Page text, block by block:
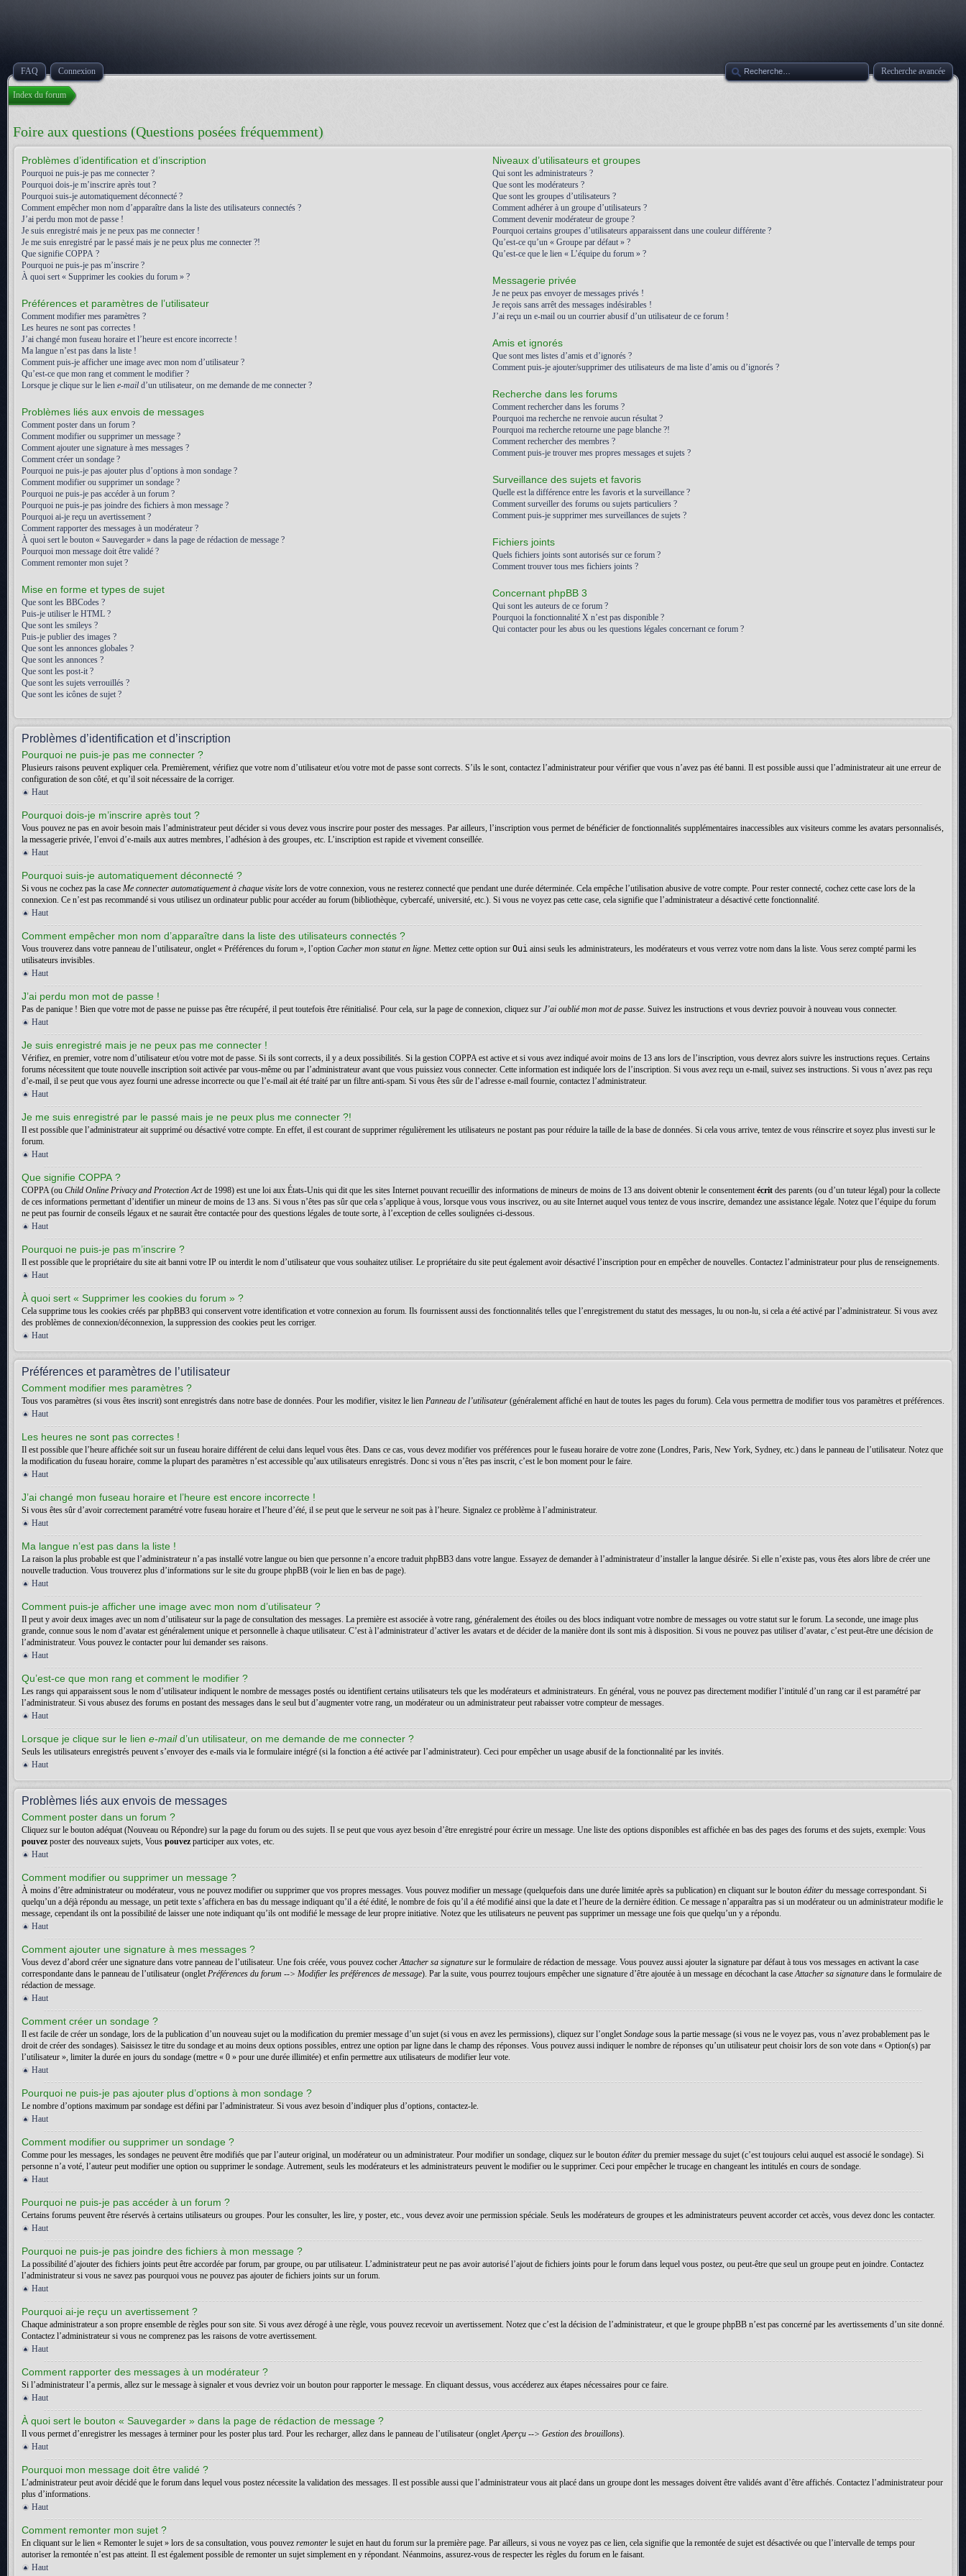
FAQ Connexion Recherche avancée
Index du forum
Foire aux questions (Questions posées fréquemment)
Problèmes d’identification et d’inscription
Pourquoi ne puis-je pas me connecter ?
Pourquoi dois-je m’inscrire après tout ?
Pourquoi suis-je automatiquement déconnecté ?
Comment empêcher mon nom d’apparaître dans la liste des utilisateurs connectés ?
J’ai perdu mon mot de passe !
Je suis enregistré mais je ne peux pas me connecter !
Je me suis enregistré par le passé mais je ne peux plus me connecter ?!
Que signifie COPPA ?
Pourquoi ne puis-je pas m’inscrire ?
À quoi sert « Supprimer les cookies du forum » ?
Préférences et paramètres de l’utilisateur
Comment modifier mes paramètres ?
Les heures ne sont pas correctes !
J’ai changé mon fuseau horaire et l’heure est encore incorrecte !
Ma langue n’est pas dans la liste !
Comment puis-je afficher une image avec mon nom d’utilisateur ?
Qu’est-ce que mon rang et comment le modifier ?
Lorsque je clique sur le lien e-mail d’un utilisateur, on me demande de me connecter ?
Problèmes liés aux envois de messages
Comment poster dans un forum ?
Comment modifier ou supprimer un message ?
Comment ajouter une signature à mes messages ?
Comment créer un sondage ?
Pourquoi ne puis-je pas ajouter plus d’options à mon sondage ?
Comment modifier ou supprimer un sondage ?
Pourquoi ne puis-je pas accéder à un forum ?
Pourquoi ne puis-je pas joindre des fichiers à mon message ?
Pourquoi ai-je reçu un avertissement ?
Comment rapporter des messages à un modérateur ?
À quoi sert le bouton « Sauvegarder » dans la page de rédaction de message ?
Pourquoi mon message doit être validé ?
Comment remonter mon sujet ?
Mise en forme et types de sujet
Que sont les BBCodes ?
Puis-je utiliser le HTML ?
Que sont les smileys ?
Puis-je publier des images ?
Que sont les annonces globales ?
Que sont les annonces ?
Que sont les post-it ?
Que sont les sujets verrouillés ?
Que sont les icônes de sujet ?
Niveaux d’utilisateurs et groupes
Qui sont les administrateurs ?
Que sont les modérateurs ?
Que sont les groupes d’utilisateurs ?
Comment adhérer à un groupe d’utilisateurs ?
Comment devenir modérateur de groupe ?
Pourquoi certains groupes d’utilisateurs apparaissent dans une couleur différente ?
Qu’est-ce qu’un « Groupe par défaut » ?
Qu’est-ce que le lien « L’équipe du forum » ?
Messagerie privée
Je ne peux pas envoyer de messages privés !
Je reçois sans arrêt des messages indésirables !
J’ai reçu un e-mail ou un courrier abusif d’un utilisateur de ce forum !
Amis et ignorés
Que sont mes listes d’amis et d’ignorés ?
Comment puis-je ajouter/supprimer des utilisateurs de ma liste d’amis ou d’ignorés ?
Recherche dans les forums
Comment rechercher dans les forums ?
Pourquoi ma recherche ne renvoie aucun résultat ?
Pourquoi ma recherche retourne une page blanche ?!
Comment rechercher des membres ?
Comment puis-je trouver mes propres messages et sujets ?
Surveillance des sujets et favoris
Quelle est la différence entre les favoris et la surveillance ?
Comment surveiller des forums ou sujets particuliers ?
Comment puis-je supprimer mes surveillances de sujets ?
Fichiers joints
Quels fichiers joints sont autorisés sur ce forum ?
Comment trouver tous mes fichiers joints ?
Concernant phpBB 3
Qui sont les auteurs de ce forum ?
Pourquoi la fonctionnalité X n’est pas disponible ?
Qui contacter pour les abus ou les questions légales concernant ce forum ?
Problèmes d’identification et d’inscription
Pourquoi ne puis-je pas me connecter ?
Plusieurs raisons peuvent expliquer cela. Premièrement, vérifiez que votre nom d’utilisateur et/ou votre mot de passe sont corrects. S’ils le sont, contactez l’administrateur pour vérifier que vous n’avez pas été banni. Il est possible aussi que l’administrateur ait une erreur de
configuration de son côté, et qu’il soit nécessaire de la corriger.
Haut
Pourquoi dois-je m’inscrire après tout ?
Vous pouvez ne pas en avoir besoin mais l’administrateur peut décider si vous devez vous inscrire pour poster des messages. Par ailleurs, l’inscription vous permet de bénéficier de fonctionnalités supplémentaires inaccessibles aux visiteurs comme les avatars personnalisés,
la messagerie privée, l’envoi d’e-mails aux autres membres, l’adhésion à des groupes, etc. L’inscription est rapide et vivement conseillée.
Haut
Pourquoi suis-je automatiquement déconnecté ?
Si vous ne cochez pas la case Me connecter automatiquement à chaque visite lors de votre connexion, vous ne resterez connecté que pendant une durée déterminée. Cela empêche l’utilisation abusive de votre compte. Pour rester connecté, cochez cette case lors de la
connexion. Ce n’est pas recommandé si vous utilisez un ordinateur public pour accéder au forum (bibliothèque, cybercafé, université, etc.). Si vous ne voyez pas cette case, cela signifie que l’administrateur a désactivé cette fonctionnalité.
Haut
Comment empêcher mon nom d’apparaître dans la liste des utilisateurs connectés ?
Vous trouverez dans votre panneau de l’utilisateur, onglet « Préférences du forum », l’option Cacher mon statut en ligne. Mettez cette option sur Oui ainsi seuls les administrateurs, les modérateurs et vous verrez votre nom dans la liste. Vous serez compté parmi les
utilisateurs invisibles.
Haut
J’ai perdu mon mot de passe !
Pas de panique ! Bien que votre mot de passe ne puisse pas être récupéré, il peut toutefois être réinitialisé. Pour cela, sur la page de connexion, cliquez sur J’ai oublié mon mot de passe. Suivez les instructions et vous devriez pouvoir à nouveau vous connecter.
Haut
Je suis enregistré mais je ne peux pas me connecter !
Vérifiez, en premier, votre nom d’utilisateur et/ou votre mot de passe. Si ils sont corrects, il y a deux possibilités. Si la gestion COPPA est active et si vous avez indiqué avoir moins de 13 ans lors de l’inscription, vous devrez alors suivre les instructions reçues. Certains
forums nécessitent que toute nouvelle inscription soit activée par vous-même ou par l’administrateur avant que vous puissiez vous connecter. Cette information est indiquée lors de l’inscription. Si vous avez reçu un e-mail, suivez ses instructions. Si vous n’avez pas reçu
d’e-mail, il se peut que vous ayez fourni une adresse incorrecte ou que l’e-mail ait été traité par un filtre anti-spam. Si vous êtes sûr de l’adresse e-mail fournie, contactez l’administrateur.
Haut
Je me suis enregistré par le passé mais je ne peux plus me connecter ?!
Il est possible que l’administrateur ait supprimé ou désactivé votre compte. En effet, il est courant de supprimer régulièrement les utilisateurs ne postant pas pour réduire la taille de la base de données. Si cela vous arrive, tentez de vous réinscrire et soyez plus investi sur le
forum.
Haut
Que signifie COPPA ?
COPPA (ou Child Online Privacy and Protection Actde 1998) est une loi aux États-Unis qui dit que les sites Internet pouvant recueillir des informations de mineurs de moins de 13 ans doivent obtenir le consentementécrit des parents (ou d’un tuteur légal) pour la collecte
de ces informations permettant d’identifier un mineur de moins de 13 ans. Si vous n’êtes pas sûr que cela s’applique à vous, lorsque vous vous inscrivez, ou au site Internet auquel vous tentez de vous inscrire, demandez une assistance légale. Notez que l’équipe du forum
ne peut pas fournir de conseils légaux et ne saurait être contactée pour des questions légales de toute sorte, à l’exception de celles soulignées ci-dessous.
Haut
Pourquoi ne puis-je pas m’inscrire ?
Il est possible que le propriétaire du site ait banni votre IP ou interdit le nom d’utilisateur que vous souhaitez utiliser. Le propriétaire du site peut également avoir désactivé l’inscription pour en empêcher de nouvelles. Contactez l’administrateur pour plus de renseignements.
Haut
À quoi sert « Supprimer les cookies du forum » ?
Cela supprime tous les cookies créés par phpBB3 qui conservent votre identification et votre connexion au forum. Ils fournissent aussi des fonctionnalités telles que l’enregistrement du statut des messages, lu ou non-lu, si cela a été activé par l’administrateur. Si vous avez
des problèmes de connexion/déconnexion, la suppression des cookies peut les corriger.
Haut
Préférences et paramètres de l’utilisateur
Comment modifier mes paramètres ?
Tous vos paramètres (si vous êtes inscrit) sont enregistrés dans notre base de données. Pour les modifier, visitez le lien Panneau de l’utilisateur (généralement affiché en haut de toutes les pages du forum). Cela vous permettra de modifier tous vos paramètres et préférences.
Haut
Les heures ne sont pas correctes !
Il est possible que l’heure affichée soit sur un fuseau horaire différent de celui dans lequel vous êtes. Dans ce cas, vous devez modifier vos préférences pour le fuseau horaire de votre zone (Londres, Paris, New York, Sydney, etc.) dans le panneau de l’utilisateur. Notez que
la modification du fuseau horaire, comme la plupart des paramètres n’est accessible qu’aux utilisateurs enregistrés. Donc si vous n’êtes pas inscrit, c’est le bon moment pour le faire.
Haut
J’ai changé mon fuseau horaire et l’heure est encore incorrecte !
Si vous êtes sûr d’avoir correctement paramétré votre fuseau horaire et l’heure d’été, il se peut que le serveur ne soit pas à l’heure. Signalez ce problème à l’administrateur.
Haut
Ma langue n’est pas dans la liste !
La raison la plus probable est que l’administrateur n’a pas installé votre langue ou bien que personne n’a encore traduit phpBB3 dans votre langue. Essayez de demander à l’administrateur d’installer la langue désirée. Si elle n’existe pas, vous êtes alors libre de créer une
nouvelle traduction. Vous trouverez plus d’informations sur le site du groupe phpBB (voir le lien en bas de page).
Haut
Comment puis-je afficher une image avec mon nom d’utilisateur ?
Il peut y avoir deux images avec un nom d’utilisateur sur la page de consultation des messages. La première est associée à votre rang, généralement des étoiles ou des blocs indiquant votre nombre de messages ou votre statut sur le forum. La seconde, une image plus
grande, connue sous le nom d’avatar est généralement unique et personnelle à chaque utilisateur. C’est à l’administrateur d’activer les avatars et de décider de la manière dont ils sont mis à disposition. Si vous ne pouvez pas utiliser d’avatar, c’est peut-être une décision de
l’administrateur. Vous pouvez le contacter pour lui demander ses raisons.
Haut
Qu’est-ce que mon rang et comment le modifier ?
Les rangs qui apparaissent sous le nom d’utilisateur indiquent le nombre de messages postés ou identifient certains utilisateurs tels que les modérateurs et administrateurs. En général, vous ne pouvez pas directement modifier l’intitulé d’un rang car il est paramétré par
l’administrateur. Si vous abusez des forums en postant des messages dans le seul but d’augmenter votre rang, un modérateur ou un administrateur peut rabaisser votre compteur de messages.
Haut
Lorsque je clique sur le lien e-maild’un utilisateur, on me demande de me connecter ?
Seuls les utilisateurs enregistrés peuvent s’envoyer des e-mails via le formulaire intégré (si la fonction a été activée par l’administrateur). Ceci pour empêcher un usage abusif de la fonctionnalité par les invités.
Haut
Problèmes liés aux envois de messages
Comment poster dans un forum ?
Cliquez sur le bouton adéquat (Nouveau ou Répondre) sur la page du forum ou des sujets. Il se peut que vous ayez besoin d’être enregistré pour écrire un message. Une liste des options disponibles est affichée en bas des pages des forums et des sujets, exemple: Vous
pouvez poster des nouveaux sujets, Vous pouvez participer aux votes, etc.
Haut
Comment modifier ou supprimer un message ?
À moins d’être administrateur ou modérateur, vous ne pouvez modifier ou supprimer que vos propres messages. Vous pouvez modifier un message (quelquefois dans une durée limitée après sa publication) en cliquant sur le bouton éditer du message correspondant. Si
quelqu’un a déjà répondu au message, un petit texte s’affichera en bas du message indiquant qu’il a été édité, le nombre de fois qu’il a été modifié ainsi que la date et l’heure de la dernière édition. Ce message n’apparaîtra pas si un modérateur ou un administrateur modifie le
message, cependant ils ont la possibilité de laisser une note indiquant qu’ils ont modifié le message de leur propre initiative. Notez que les utilisateurs ne peuvent pas supprimer un message une fois que quelqu’un y a répondu.
Haut
Comment ajouter une signature à mes messages ?
Vous devez d’abord créer une signature dans votre panneau de l’utilisateur. Une fois créée, vous pouvez cocherAttacher sa signature sur le formulaire de rédaction de message. Vous pouvez aussi ajouter la signature par défaut à tous vos messages en activant la case
correspondante dans le panneau de l’utilisateur (ongletPréférences du forum --> Modifier les préférences de message). Par la suite, vous pourrez toujours empêcher une signature d’être ajoutée à un message en décochant la caseAttacher sa signature dans le formulaire de
rédaction de message.
Haut
Comment créer un sondage ?
Il est facile de créer un sondage, lors de la publication d’un nouveau sujet ou la modification du premier message d’un sujet (si vous en avez les permissions), cliquez sur l’ongletSondage sous la partie message (si vous ne le voyez pas, vous n’avez probablement pas le
droit de créer des sondages). Saisissez le titre du sondage et au moins deux options possibles, entrez une option par ligne dans le champ des réponses. Vous pouvez aussi indiquer le nombre de réponses qu’un utilisateur peut choisir lors de son vote dans « Option(s) par
l’utilisateur », limiter la durée en jours du sondage (mettre « 0 » pour une durée illimitée) et enfin permettre aux utilisateurs de modifier leur vote.
Haut
Pourquoi ne puis-je pas ajouter plus d’options à mon sondage ?
Le nombre d’options maximum par sondage est défini par l’administrateur. Si vous avez besoin d’indiquer plus d’options, contactez-le.
Haut
Comment modifier ou supprimer un sondage ?
Comme pour les messages, les sondages ne peuvent être modifiés que par l’auteur original, un modérateur ou un administrateur. Pour modifier un sondage, cliquez sur le bouton éditer du premier message du sujet (c’est toujours celui auquel est associé le sondage). Si
personne n’a voté, l’auteur peut modifier une option ou supprimer le sondage. Autrement, seuls les modérateurs et les administrateurs peuvent le modifier ou le supprimer. Ceci pour empêcher le trucage en changeant les intitulés en cours de sondage.
Haut
Pourquoi ne puis-je pas accéder à un forum ?
Certains forums peuvent être réservés à certains utilisateurs ou groupes. Pour les consulter, les lire, y poster, etc., vous devez avoir une permission spéciale. Seuls les modérateurs de groupes et les administrateurs peuvent accorder cet accès, vous devez donc les contacter.
Haut
Pourquoi ne puis-je pas joindre des fichiers à mon message ?
La possibilité d’ajouter des fichiers joints peut être accordée par forum, par groupe, ou par utilisateur. L’administrateur peut ne pas avoir autorisé l’ajout de fichiers joints pour le forum dans lequel vous postez, ou peut-être que seul un groupe peut en joindre. Contactez
l’administrateur si vous ne savez pas pourquoi vous ne pouvez pas ajouter de fichiers joints sur un forum.
Haut
Pourquoi ai-je reçu un avertissement ?
Chaque administrateur a son propre ensemble de règles pour son site. Si vous avez dérogé à une règle, vous pouvez recevoir un avertissement. Notez que c’est la décision de l’administrateur, et que le groupe phpBB n’est pas concerné par les avertissements d’un site donné.
Contactez l’administrateur si vous ne comprenez pas les raisons de votre avertissement.
Haut
Comment rapporter des messages à un modérateur ?
Si l’administrateur l’a permis, allez sur le message à signaler et vous devriez voir un bouton pour rapporter le message. En cliquant dessus, vous accéderez aux étapes nécessaires pour ce faire.
Haut
À quoi sert le bouton « Sauvegarder » dans la page de rédaction de message ?
Il vous permet d’enregistrer les messages à terminer pour les poster plus tard. Pour les recharger, allez dans le panneau de l’utilisateur (ongletAperçu --> Gestion des brouillons).
Haut
Pourquoi mon message doit être validé ?
L’administrateur peut avoir décidé que le forum dans lequel vous postez nécessite la validation des messages. Il est possible aussi que l’administrateur vous ait placé dans un groupe dont les messages doivent être validés avant d’être affichés. Contactez l’administrateur pour
plus d’informations.
Haut
Comment remonter mon sujet ?
En cliquant sur le lien « Remonter le sujet » lors de sa consultation, vous pouvez remonter le sujet en haut du forum sur la première page. Par ailleurs, si vous ne voyez pas ce lien, cela signifie que la remontée de sujet est désactivée ou que l’intervalle de temps pour
autoriser la remontée n’est pas atteint. Il est également possible de remonter un sujet simplement en y répondant. Néanmoins, assurez-vous de respecter les règles du forum en le faisant.
Haut